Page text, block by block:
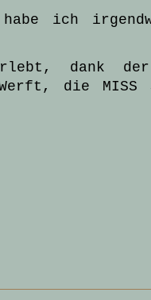
ich
dank
die MISS